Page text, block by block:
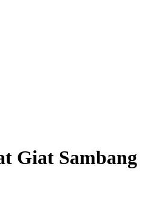
Giat Sambang